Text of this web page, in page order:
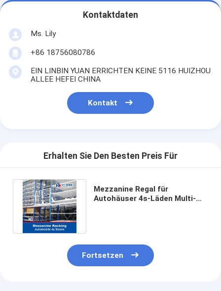
Kontaktdaten
Ms. Lily
+86 18756080786
EIN LINBIN YUAN ERRICHTEN KEINE 5116 HUIZHOU
ALLEE HEFEI CHINA
Kontakt
Erhalten Sie Den Besten Preis Für
Mezzanine Regal für
Autohäuser 4s-Läden Multi-
Fortsetzen